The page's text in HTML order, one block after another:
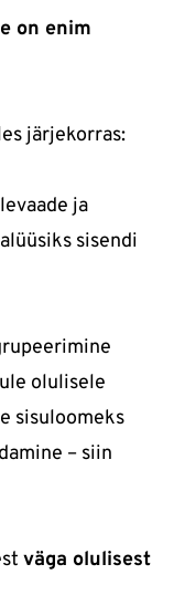
on enim
järjekorras:
ja
sisendi
olulisele
sisuloomeks
– siin
väga olulisest